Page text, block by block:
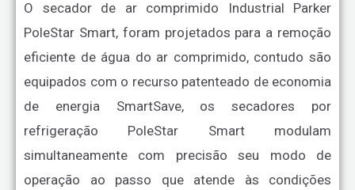
O secador de ar comprimido Industrial Parker
PoleStar Smart, foram projetados para a remoção
eficiente de água do ar comprimido, contudo são
equipados com o recurso patenteado de economia
de energia SmartSave, os secadores por
refrigeração PoleStar Smart modulam
simultaneamente com precisão seu modo de
operação ao passo que atende às condições